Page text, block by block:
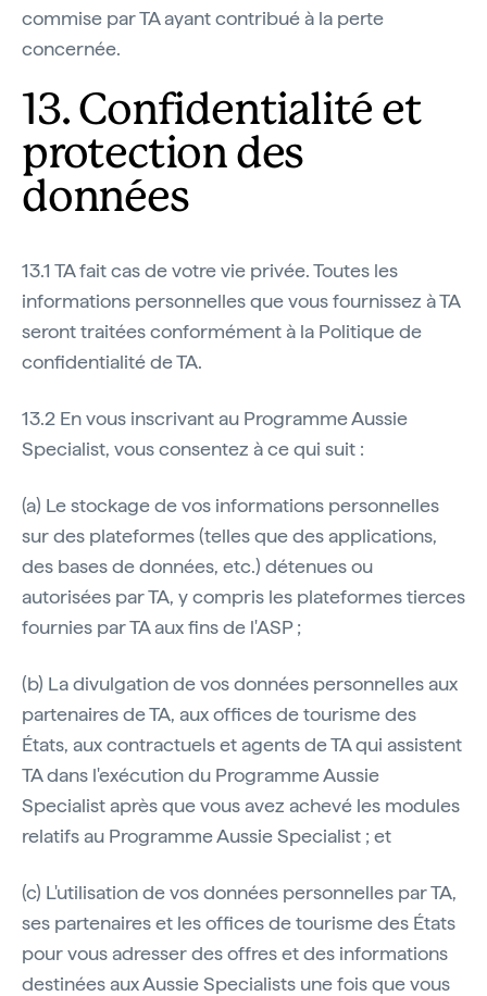
commise par TA ayant contribué à la perte
concernée.
13. Confidentialité et
protection des
données
13.1 TA fait cas de votre vie privée. Toutes les
informations personnelles que vous fournissez à TA
seront traitées conformément à la Politique de
confidentialité de TA.
13.2 En vous inscrivant au Programme Aussie
Specialist, vous consentez à ce qui suit :
(a) Le stockage de vos informations personnelles
sur des plateformes (telles que des applications,
des bases de données, etc.) détenues ou
autorisées par TA, y compris les plateformes tierces
fournies par TA aux fins de l'ASP ;
(b) La divulgation de vos données personnelles aux
partenaires de TA, aux offices de tourisme des
États, aux contractuels et agents de TA qui assistent
TA dans l'exécution du Programme Aussie
Specialist après que vous avez achevé les modules
relatifs au Programme Aussie Specialist ; et
(c) L'utilisation de vos données personnelles par TA,
ses partenaires et les offices de tourisme des États
pour vous adresser des offres et des informations
destinées aux Aussie Specialists une fois que vous